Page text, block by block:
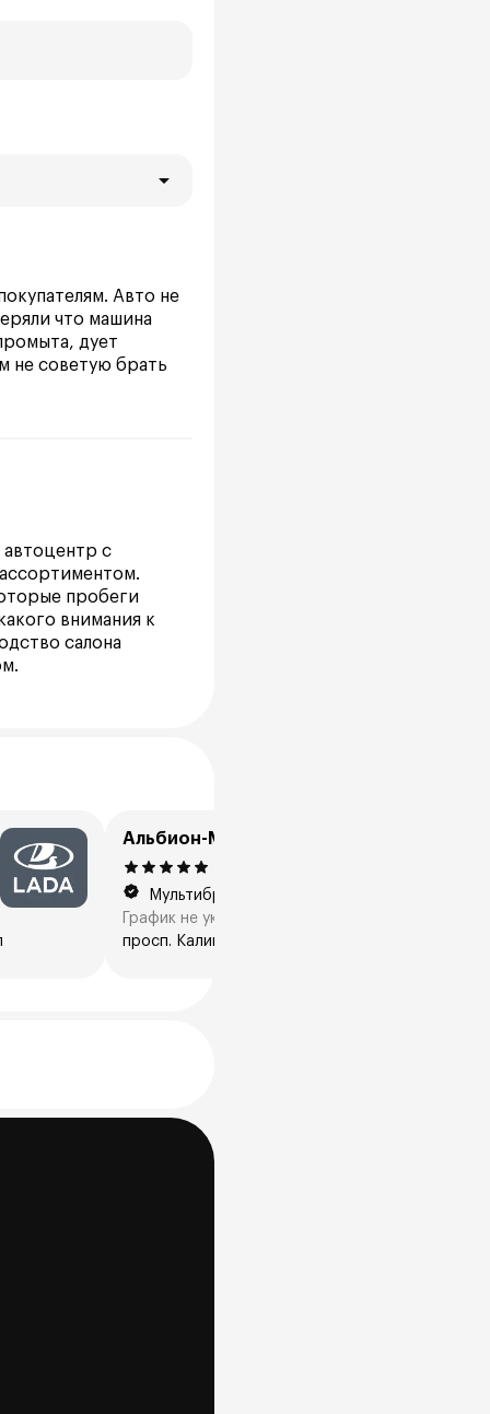
Авто не
что машина
дует
не советую брать
с
пробеги
внимания к
салона
Альбион-Моторс, Esteo
Мультибренд
График не указан
просп. Калинина, 15Е, Барнаул